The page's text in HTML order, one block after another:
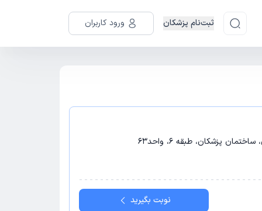
ثبت‌نام پزشکان ورود کاربران
پزشکان، طبقه 6، واحد63
نوبت بگیرید